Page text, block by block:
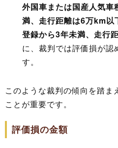
外国車または国産人気
満、走行距離は6万km以
登録から3年未満、走行
に、裁判では評価損が認
す。
このような裁判の傾向を踏ま
ことが重要です。
評価損の金額